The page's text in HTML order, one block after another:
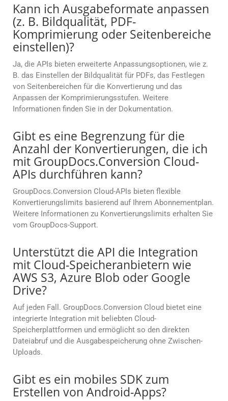
Kann ich Ausgabeformate anpassen
(z. B. Bildqualität, PDF-
Komprimierung oder Seitenbereiche
einstellen)?
Ja, die APIs bieten erweiterte Anpassungsoptionen, wie z.
B. das Einstellen der Bildqualität für PDFs, das Festlegen
von Seitenbereichen für die Konvertierung und das
Anpassen der Komprimierungsstufen. Weitere
Informationen finden Sie in der Dokumentation.
Gibt es eine Begrenzung für die
Anzahl der Konvertierungen, die ich
mit GroupDocs.Conversion Cloud-
APIs durchführen kann?
GroupDocs.Conversion Cloud-APIs bieten flexible
Konvertierungslimits basierend auf Ihrem Abonnementplan.
Weitere Informationen zu Konvertierungslimits erhalten Sie
vom GroupDocs-Support.
Unterstützt die API die Integration
mit Cloud-Speicheranbietern wie
AWS S3, Azure Blob oder Google
Drive?
Auf jeden Fall. GroupDocs.Conversion Cloud bietet eine
integrierte Integration mit beliebten Cloud-
Speicherplattformen und ermöglicht so den direkten
Dateiabruf und die Ausgabespeicherung ohne Zwischen-
Uploads.
Gibt es ein mobiles SDK zum
Erstellen von Android-Apps?